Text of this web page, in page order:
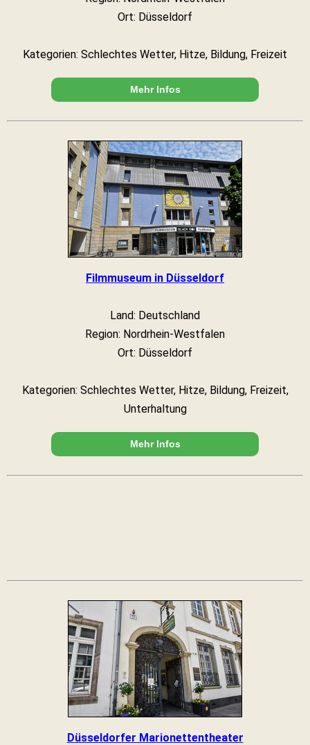
Ort: Düsseldorf
Kategorien: Schlechtes Wetter, Hitze, Bildung, Freizeit
Mehr Infos
Filmmuseum in Düsseldorf
Land: Deutschland
Region: Nordrhein-Westfalen
Ort: Düsseldorf
Kategorien: Schlechtes Wetter, Hitze, Bildung, Freizeit,
Unterhaltung
Mehr Infos
Düsseldorfer Marionettentheater